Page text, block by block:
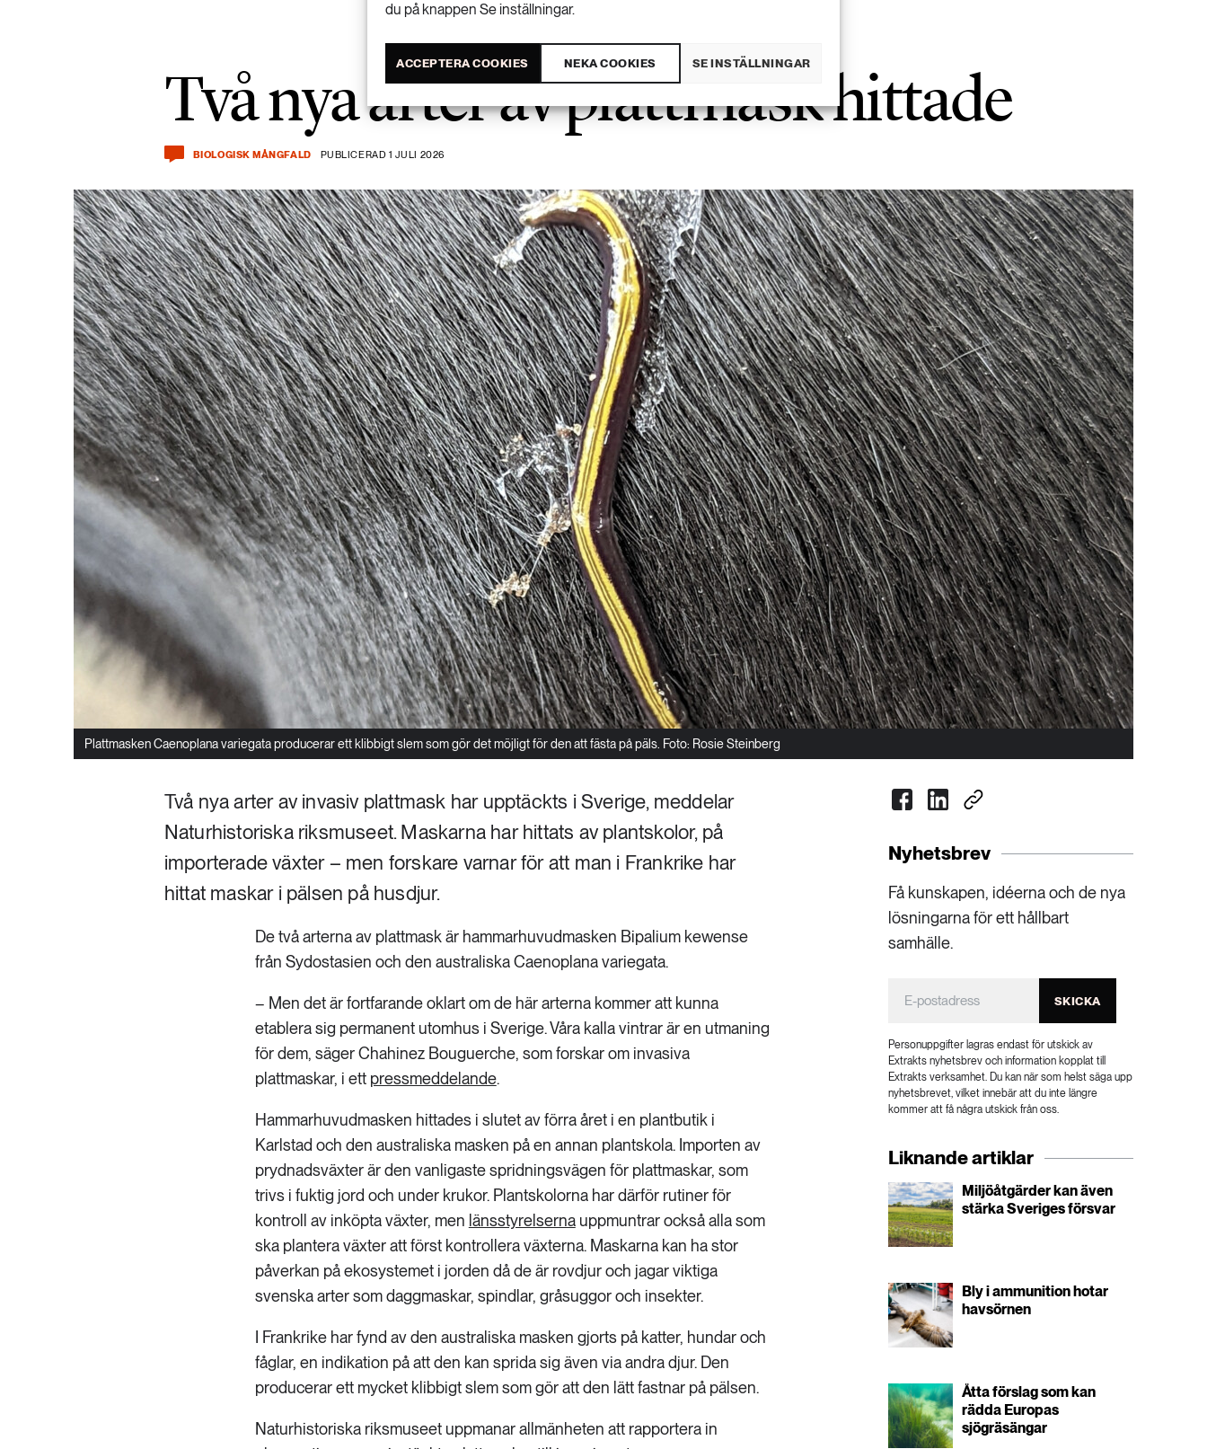
du på knappen Se inställningar.
ACCEPTERA COOKIES NEKA COOKIES SE INSTÄLLNINGAR
Två nya arter av plattmask hittade
BIOLOGISK MÅNGFALD PUBLICERAD 1 JULI 2026
Plattmasken Caenoplana variegata producerar ett klibbigt slem som gör det möjligt för den att fästa på päls. Foto: Rosie Steinberg
Två nya arter av invasiv plattmask har upptäckts i Sverige, meddelar
Naturhistoriska riksmuseet. Maskarna har hittats av plantskolor, på
importerade växter – men forskare varnar för att man i Frankrike har
hittat maskar i pälsen på husdjur.
De två arterna av plattmask är hammarhuvudmasken Bipalium kewense
från Sydostasien och den australiska Caenoplana variegata.
– Men det är fortfarande oklart om de här arterna kommer att kunna
etablera sig permanent utomhus i Sverige. Våra kalla vintrar är en utmaning
för dem, säger Chahinez Bouguerche, som forskar om invasiva
plattmaskar, i ett pressmeddelande.
Hammarhuvudmasken hittades i slutet av förra året i en plantbutik i
Karlstad och den australiska masken på en annan plantskola. Importen av
prydnadsväxter är den vanligaste spridningsvägen för plattmaskar, som
trivs i fuktig jord och under krukor. Plantskolorna har därför rutiner för
kontroll av inköpta växter, men länsstyrelsernauppmuntrar också alla som
ska plantera växter att först kontrollera växterna. Maskarna kan ha stor
påverkan på ekosystemet i jorden då de är rovdjur och jagar viktiga
svenska arter som daggmaskar, spindlar, gråsuggor och insekter.
I Frankrike har fynd av den australiska masken gjorts på katter, hundar och
fåglar, en indikation på att den kan sprida sig även via andra djur. Den
producerar ett mycket klibbigt slem som gör att den lätt fastnar på pälsen.
Naturhistoriska riksmuseet uppmanar allmänheten att rapportera in
Nyhetsbrev
Få kunskapen, idéerna och de nya
lösningarna för ett hållbart
samhälle.
SKICKA
Personuppgifter lagras endast för utskick av
Extrakts nyhetsbrev och information kopplat till
Extrakts verksamhet. Du kan när som helst säga upp
nyhetsbrevet, vilket innebär att du inte längre
kommer att få några utskick från oss.
Liknande artiklar
Miljöåtgärder kan även
stärka Sveriges försvar
Bly i ammunition hotar
havsörnen
Åtta förslag som kan
rädda Europas
sjögräsängar